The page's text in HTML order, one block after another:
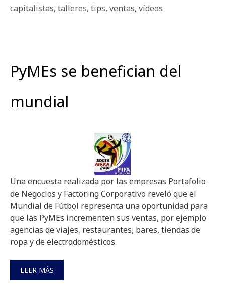
capitalistas, talleres, tips, ventas, vídeos
PyMEs se benefician del
mundial
Una encuesta realizada por las empresas Portafolio
de Negocios y Factoring Corporativo reveló que el
Mundial de Fútbol representa una oportunidad para
que las PyMEs incrementen sus ventas, por ejemplo
agencias de viajes, restaurantes, bares, tiendas de
ropa y de electrodomésticos.
LEER MÁS